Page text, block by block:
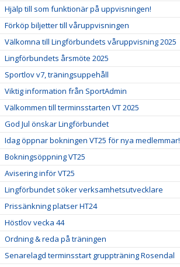
Hjälp till som funktionär på uppvisningen!
Förköp biljetter till våruppvisningen
Välkomna till Lingförbundets våruppvisning 2025
Lingförbundets årsmöte 2025
Sportlov v7, träningsuppehåll
Viktig information från SportAdmin
Välkommen till terminsstarten VT 2025
God Jul önskar Lingförbundet
Idag öppnar bokningen VT25 för nya medlemmar!
Bokningsöppning VT25
Avisering inför VT25
Lingförbundet söker verksamhetsutvecklare
Prissänkning platser HT24
Höstlov vecka 44
Ordning & reda på träningen
Senarelagd terminsstart gruppträning Rosendal